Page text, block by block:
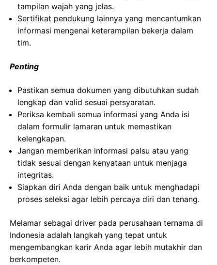
tampilan wajah yang jelas.
Sertifikat pendukung lainnya yang mencantumkan
informasi mengenai keterampilan bekerja dalam
tim.
Penting
Pastikan semua dokumen yang dibutuhkan sudah
lengkap dan valid sesuai persyaratan.
Periksa kembali semua informasi yang Anda isi
dalam formulir lamaran untuk memastikan
kelengkapan.
Jangan memberikan informasi palsu atau yang
tidak sesuai dengan kenyataan untuk menjaga
integritas.
Siapkan diri Anda dengan baik untuk menghadapi
proses seleksi agar lebih percaya diri dan tenang.
Melamar sebagai driver pada perusahaan ternama di
Indonesia adalah langkah yang tepat untuk
mengembangkan karir Anda agar lebih mutakhir dan
berkompeten.